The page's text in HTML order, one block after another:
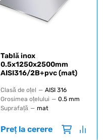
Tablă inox
0.5x1250x2500mm
AISI316/2B+pvc (mat)
Clasă de oțel — AISI 316
Grosimea oțelului — 0.5 mm
Suprafață — mat
Preț la cerere